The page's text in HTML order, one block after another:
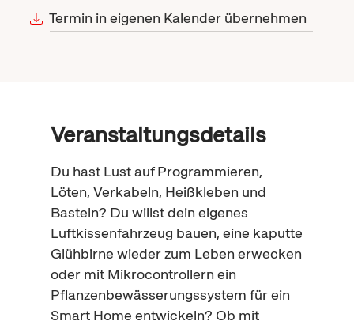
Termin in eigenen Kalender übernehmen
Veranstaltungsdetails
Du hast Lust auf Programmieren,
Löten, Verkabeln, Heißkleben und
Basteln? Du willst dein eigenes
Luftkissenfahrzeug bauen, eine kaputte
Glühbirne wieder zum Leben erwecken
oder mit Mikrocontrollern ein
Pflanzenbewässerungssystem für ein
Smart Home entwickeln? Ob mit